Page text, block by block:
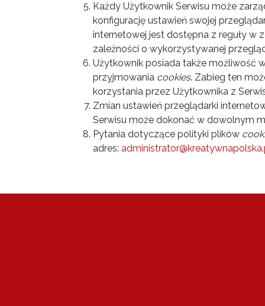
Każdy Użytkownik Serwisu może
konfigurację ustawień swojej
internetowej jest dostępna z reguły w
zależności o wykorzystywanej
Użytkownik posiada także możliwość
przyjmowania cookies. Zabieg ten
korzystania przez Użytkownika z
Zmian ustawień przeglądarki
Serwisu może dokonać w dowolnym
Pytania dotyczące polityki plików
adres: